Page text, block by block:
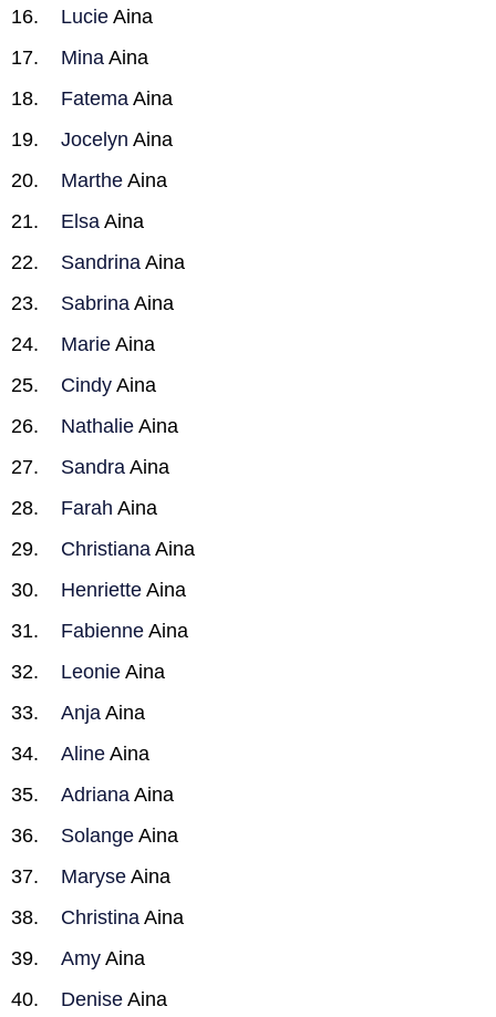
Lucie Aina
Mina Aina
Fatema Aina
Jocelyn Aina
Marthe Aina
Elsa Aina
Sandrina Aina
Sabrina Aina
Marie Aina
Cindy Aina
Nathalie Aina
Sandra Aina
Farah Aina
Christiana Aina
Henriette Aina
Fabienne Aina
Leonie Aina
Anja Aina
Aline Aina
Adriana Aina
Solange Aina
Maryse Aina
Christina Aina
Amy Aina
Denise Aina